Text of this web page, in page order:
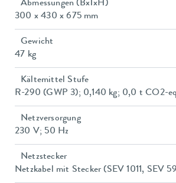
Abmessungen (BxTxH)
300 x 430 x 675 mm
Gewicht
47 kg
Kältemittel Stufe
R-290 (GWP 3); 0,140 kg; 0,0 t CO2-eq
Netzversorgung
230 V; 50 Hz
Netzstecker
Netzkabel mit Stecker (SEV 1011, SEV